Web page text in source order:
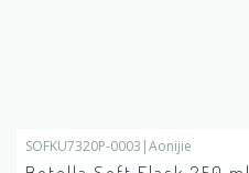
SOFKU7320P-0003 |Aonijie